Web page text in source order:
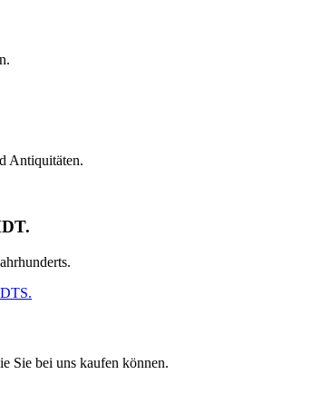
Antiquitäten.
Sie bei uns kaufen können.